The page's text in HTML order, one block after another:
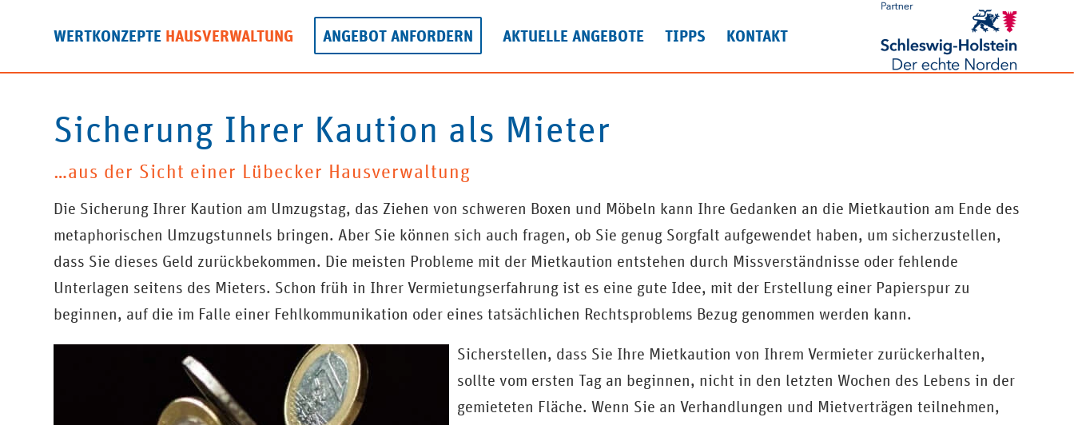
WERTKONZEPTE HAUSVERWALTUNG ANGEBOT ANFORDERN AKTUELLE ANGEBOTE TIPPS KONTAKT
Sicherung Ihrer Kaution als Mieter
…aus der Sicht einer Lübecker Hausverwaltung
Die Sicherung Ihrer Kaution am Umzugstag, das Ziehen von schweren Boxen und Möbeln kann Ihre Gedanken an die Mietkaution am Ende des
metaphorischen Umzugstunnels bringen. Aber Sie können sich auch fragen, ob Sie genug Sorgfalt aufgewendet haben, um sicherzustellen,
dass Sie dieses Geld zurückbekommen. Die meisten Probleme mit der Mietkaution entstehen durch Missverständnisse oder fehlende
Unterlagen seitens des Mieters. Schon früh in Ihrer Vermietungserfahrung ist es eine gute Idee, mit der Erstellung einer Papierspur zu
beginnen, auf die im Falle einer Fehlkommunikation oder eines tatsächlichen Rechtsproblems Bezug genommen werden kann.
Sicherstellen, dass Sie Ihre Mietkaution von Ihrem Vermieter zurückerhalten,
sollte vom ersten Tag an beginnen, nicht in den letzten Wochen des Lebens in der
gemieteten Fläche. Wenn Sie an Verhandlungen und Mietverträgen teilnehmen,